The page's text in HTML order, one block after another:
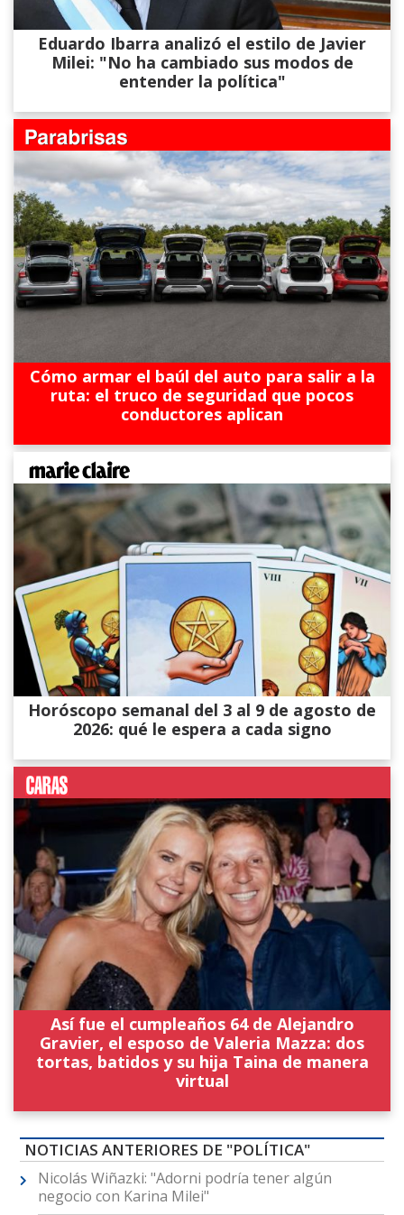
Eduardo Ibarra analizó el estilo de Javier
Milei: "No ha cambiado sus modos de
entender la política"
Cómo armar el baúl del auto para salir a la
ruta: el truco de seguridad que pocos
conductores aplican
Horóscopo semanal del 3 al 9 de agosto de
2026: qué le espera a cada signo
Así fue el cumpleaños 64 de Alejandro
Gravier, el esposo de Valeria Mazza: dos
tortas, batidos y su hija Taina de manera
virtual
NOTICIAS ANTERIORES DE "POLÍTICA"
Nicolás Wiñazki: "Adorni podría tener algún
negocio con Karina Milei"